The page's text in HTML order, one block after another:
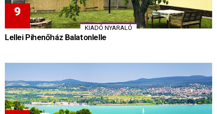
KIADÓ NYARALÓ
Lellei Pihenőház Balatonlelle